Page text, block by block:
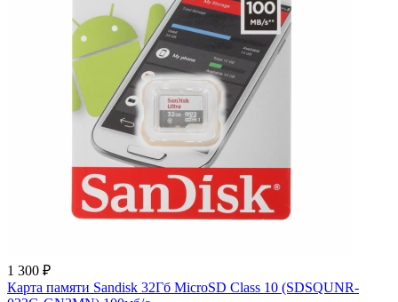
1 300 ₽
Карта памяти Sandisk 32Гб MicroSD Class 10 (SDSQUNR-